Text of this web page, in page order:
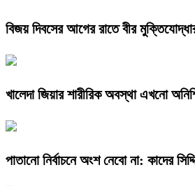
বিজয় দিবসের আগের রাতে বীর
খালেদা জিয়ার শারীরিক অবস্থা এখনো
পাতানো নির্বাচনে অংশ নেবো না: কাদের